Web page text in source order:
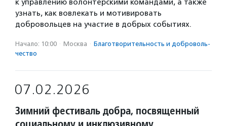
к управлению волонтерскими командами, а также
узнать, как вовлекать и мотивировать
добровольцев на участие в добрых событиях.
Начало: 10:00 · Москва · Благотвори­тель­ность и доброволь­
чест­во
07.02.2026
Зимний фестиваль добра, посвященный